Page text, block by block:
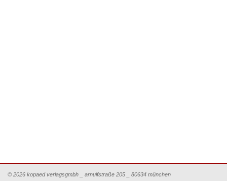
© 2026 kopaed verlagsgmbh _ arnulfstraße 205 _ 80634 münchen